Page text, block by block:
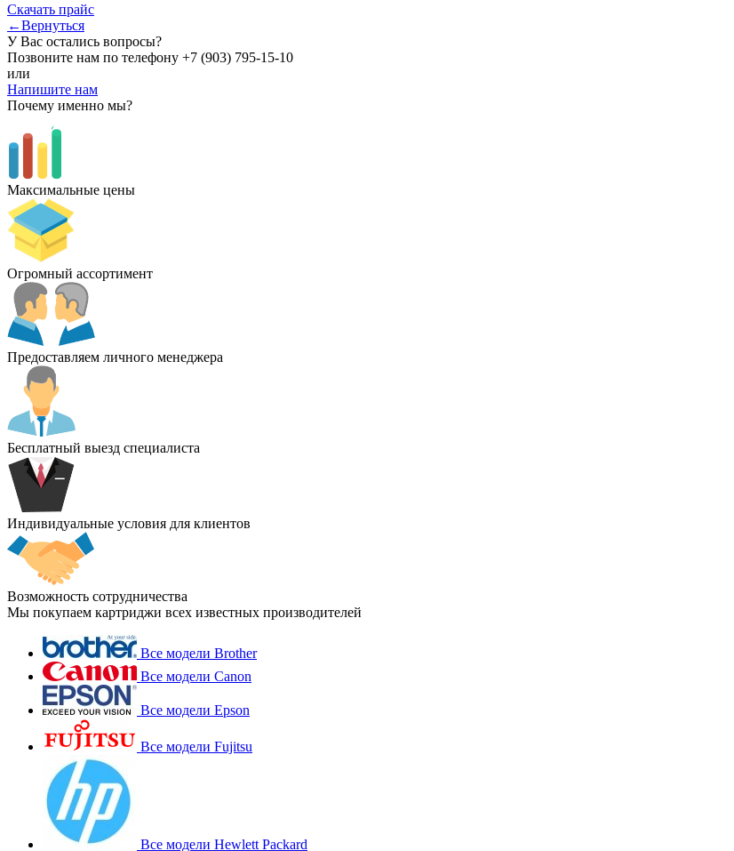
Скачать прайс
←Вернуться
У Вас остались вопросы?
Позвоните нам по телефону +7 (903) 795-15-10
или
Напишите нам
Почему именно мы?
Максимальные цены
Огромный ассортимент
Предоставляем личного менеджера
Бесплатный выезд специалиста
Индивидуальные условия для клиентов
Возможность сотрудничества
Мы покупаем картриджи всех известных производителей
Все модели Brother
Все модели Canon
Все модели Epson
Все модели Fujitsu
Все модели Hewlett Packard